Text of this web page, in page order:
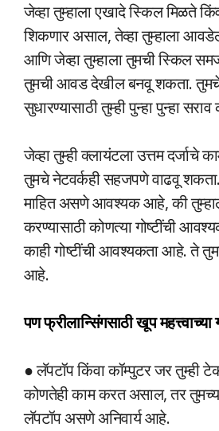
जेव्हा तुम्हाला एखादे स्किल मिळते
शिकणार असाल, तेव्हा तुम्हाला
आणि जेव्हा तुम्हाला तुमची स्किल
तुमची आवड देखील बनवू शकता.
सुधारण्यासाठी तुम्ही पुन्हा पुन्हा
जेव्हा तुम्ही क्लायंटला उत्तम दर्जाचे
तुमचे नेटवर्कही सहजपणे वाढवू
माहित असणे आवश्यक आहे, की
करण्यासाठी कोणत्या गोष्टींची
काही गोष्टींची आवश्यकता आहे. ते
आहे.
पण फ्रीलान्सिंगसाठी खूप
● लॅपटॉप किंवा कॉम्पुटर जर तुम्ही
कोणतेही काम करत असाल, तर
लॅपटॉप असणे अनिवार्य आहे.